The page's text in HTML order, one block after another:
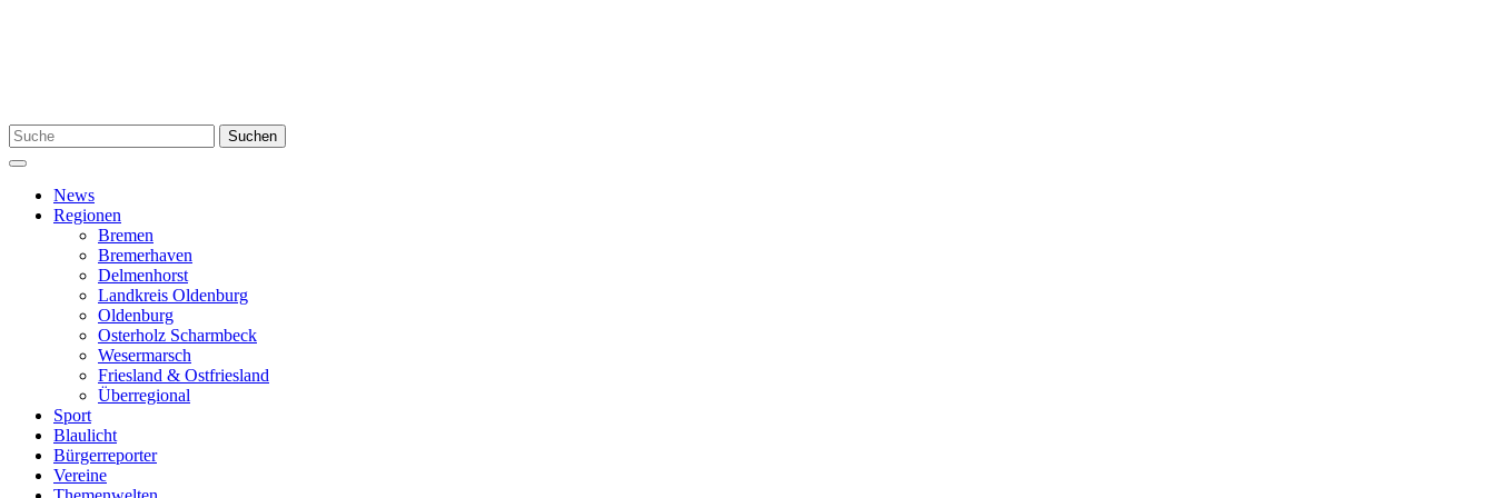
Suchen
nach:
Suchen
Menü
News
Regionen
Bremen
Bremerhaven
Delmenhorst
Landkreis Oldenburg
Oldenburg
Osterholz Scharmbeck
Wesermarsch
Friesland & Ostfriesland
Überregional
Sport
Blaulicht
Bürgerreporter
Vereine